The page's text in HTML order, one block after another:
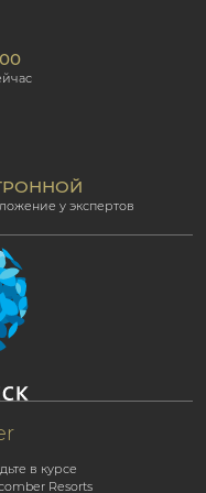
в курсе
Resorts
у экспертов